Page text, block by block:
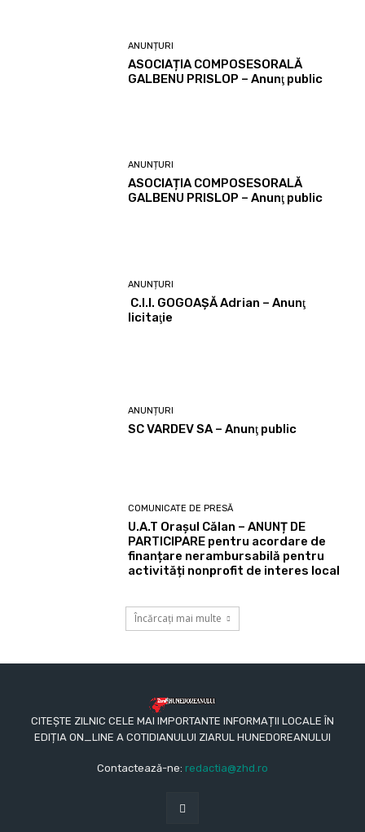
ANUNȚURI
ASOCIAȚIA COMPOSESORALĂ
GALBENU PRISLOP – Anunţ public
ANUNȚURI
ASOCIAȚIA COMPOSESORALĂ
GALBENU PRISLOP – Anunţ public
ANUNȚURI
C.I.I. GOGOAŞĂ Adrian – Anunţ
licitaţie
ANUNȚURI
SC VARDEV SA – Anunţ public
COMUNICATE DE PRESĂ
U.A.T Orașul Călan – ANUNȚ DE
PARTICIPARE pentru acordare de
finanțare nerambursabilă pentru
activități nonprofit de interes local
Încărcați mai multe
CITEȘTE ZILNIC CELE MAI IMPORTANTE INFORMAȚII LOCALE ÎN
EDIȚIA ON_LINE A COTIDIANULUI ZIARUL HUNEDOREANULUI
Contactează-ne: redactia@zhd.ro